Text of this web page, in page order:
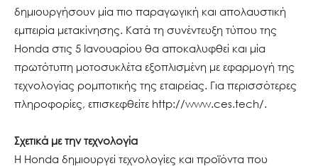
δημιουργήσουν μία πιο παραγωγική και απολαυστική
εμπειρία μετακίνησης. Κατά τη συνέντευξη τύπου της
Honda στις 5 Ιανουαρίου θα αποκαλυφθεί και μία
πρωτότυπη μοτοσυκλέτα εξοπλισμένη με εφαρμογή της
τεχνολογίας ρομποτικής της εταιρείας. Για περισσότερες
πληροφορίες, επισκεφθείτε http://www.ces.tech/.
Σχετικά με την τεχνολογία
Η Honda δημιουργεί τεχνολογίες και προϊόντα που